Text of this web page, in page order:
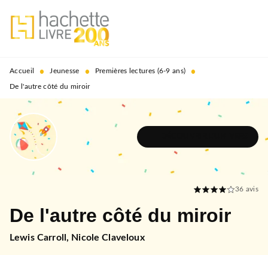
MENU RECHERCHE
PIED DE PAGE
Accueil • Jeunesse • Premières lectures (6-9 ans) •
De l'autre côté du miroir
36 avis
De l'autre côté du miroir
Lewis Carroll , Nicole Claveloux